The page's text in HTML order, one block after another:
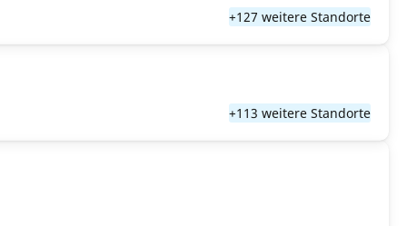
+127 weitere Standorte
+113 weitere Standorte